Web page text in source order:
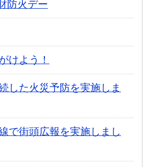
防火デー
けよう！
した火災予防を実施しま
で街頭広報を実施しまし